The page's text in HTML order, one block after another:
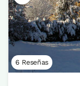
6 Reseñas